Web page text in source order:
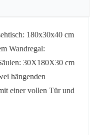
180x30x40 cm
Wandregal:
30X180X30 cm
hängenden
einer vollen Tür und